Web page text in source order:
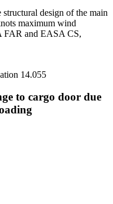
design of the main
maximum wind
FAR and EASA CS,
14.055
to cargo door due